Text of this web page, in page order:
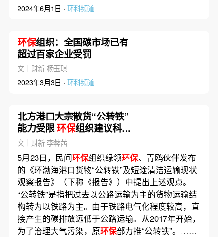
2024年6月1日 · 环科频道
环保组织：全国碳市场已有
超过百家企业受罚
文｜财新 杨玉琪
2023年3月3日 · 环科频道
北方港口大宗散货“公转铁”
能力受限环保组织建议科学
规划
文｜财新 李蓉茜
5月23日，民间环保组织绿领环保、青鸥伙伴发布
的《环渤海港口货物“公转铁”及短途清洁运输现状
观察报告》（下称《报告》）中提出上述观点。
“公转铁”是指把过去以公路运输为主的货物运输结
构转为以铁路为主。由于铁路电气化程度较高，直
接产生的碳排放远低于公路运输。从2017年开始，
为了治理大气污染，原环保部力推“公转铁”。……